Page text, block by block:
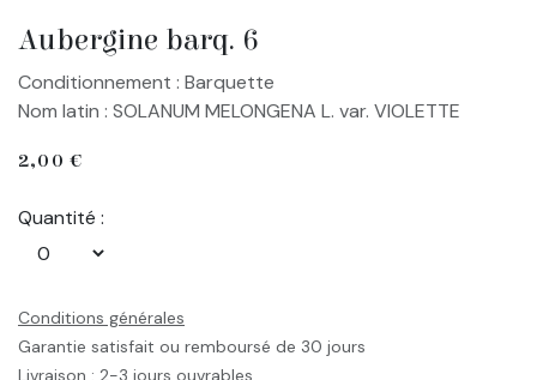
Aubergine barq. 6
Conditionnement : Barquette
Nom latin : SOLANUM MELONGENA L. var. VIOLETTE
2,00 €
Quantité :
Conditions générales
Garantie satisfait ou remboursé de 30 jours
Livraison : 2-3 jours ouvrables